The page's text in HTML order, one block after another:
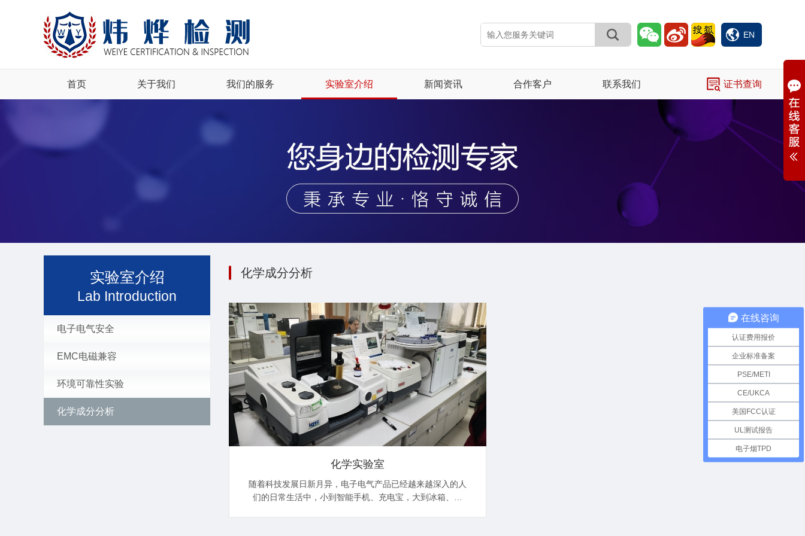
EN
首页 关于我们
资料文件
公正性声明
公司可持续发展 我们的服务
国内认证咨询
法国电子产品可维修指数
《欧盟无障碍法案（EAA）》涉及的产品类别
实验室介绍
化学成分分析 新闻资讯
业内新闻 合作客户 联系我们 证书查询
实验室介绍
Lab Introduction
电子电气安全
EMC电磁兼容
环境可靠性实验
化学成分分析
化学成分分析
化学实验室
随着科技发展日新月异，电子电气产品已经越来越深入的人
们的日常生活中，小到智能手机、充电宝，大到冰箱、空
在线咨询
认证费用报价
企业标准备案
PSE/METI
CE/UKCA
美国FCC认证
UL测试报告
电子烟TPD